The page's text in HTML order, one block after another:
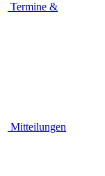
Termine &
Mitteilungen